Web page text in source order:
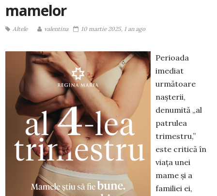
mamelor
Altele valentina 10 martie 2025, 1 an ago
Perioada
imediat
următoare
nașterii,
denumită „al
patrulea
trimestru,”
este critică în
viața unei
mame și a
familiei ei,